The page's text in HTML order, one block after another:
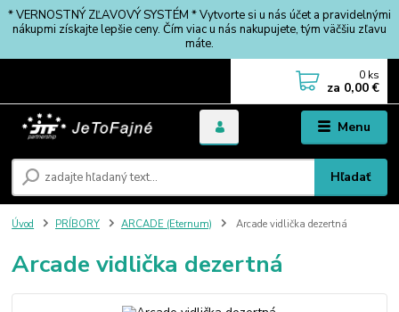
* VERNOSTNÝ ZĽAVOVÝ SYSTÉM * Vytvorte si u nás účet a pravidelnými
nákupmi získajte lepšie ceny. Čím viac u nás nakupujete, tým väčšiu zľavu
máte.
Menu
Hľadať
0 ks
za 0,00 €
Úvod PRÍBORY ARCADE (Eternum) Arcade vidlička dezertná
Arcade vidlička dezertná